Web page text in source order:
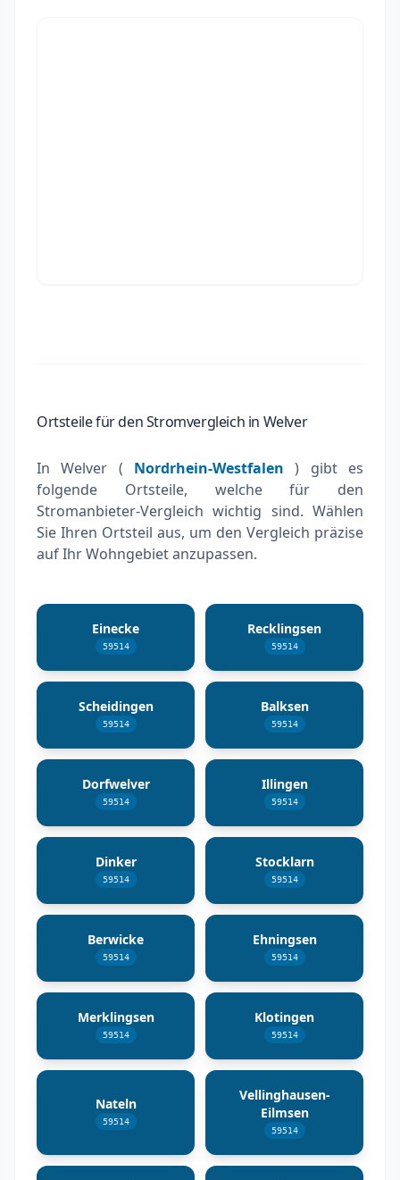
Ortsteile für den Stromvergleich in Welver
In Welver ( Nordrhein-Westfalen ) gibt es
folgende Ortsteile, welche für den
Stromanbieter-Vergleich wichtig sind. Wählen
Sie Ihren Ortsteil aus, um den Vergleich präzise
auf Ihr Wohngebiet anzupassen.
Einecke
59514
Recklingsen
59514
Scheidingen
59514
Balksen
59514
Dorfwelver
59514
Illingen
59514
Dinker
59514
Stocklarn
59514
Berwicke
59514
Ehningsen
59514
Merklingsen
59514
Klotingen
59514
Nateln
59514
Vellinghausen-
Eilmsen
59514